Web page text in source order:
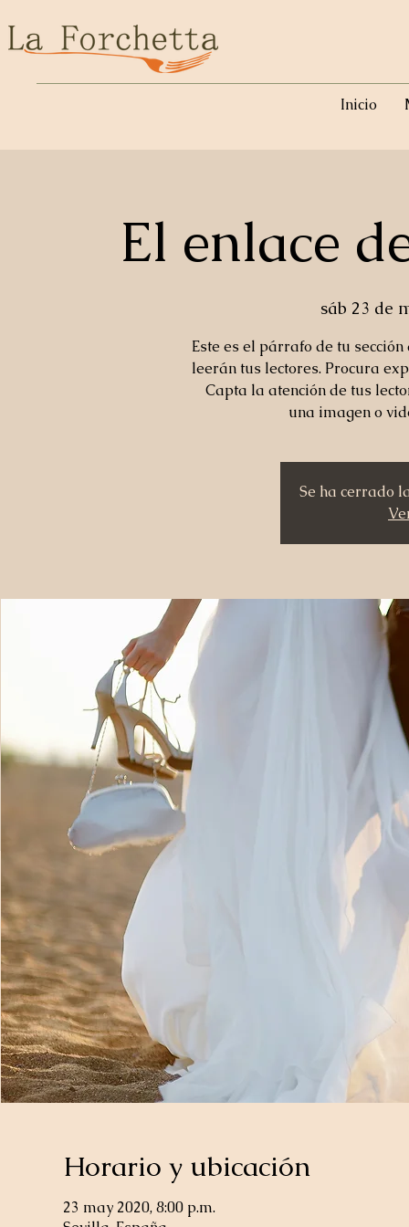
Inicio
El enlace
sáb 23 de
Este es el párrafo de tu
leerán tus lectores. Procura
Capta la atención de tus
una imagen o
Se ha cerrado
Horario y ubicación
23 may 2020, 8:00 p.m.